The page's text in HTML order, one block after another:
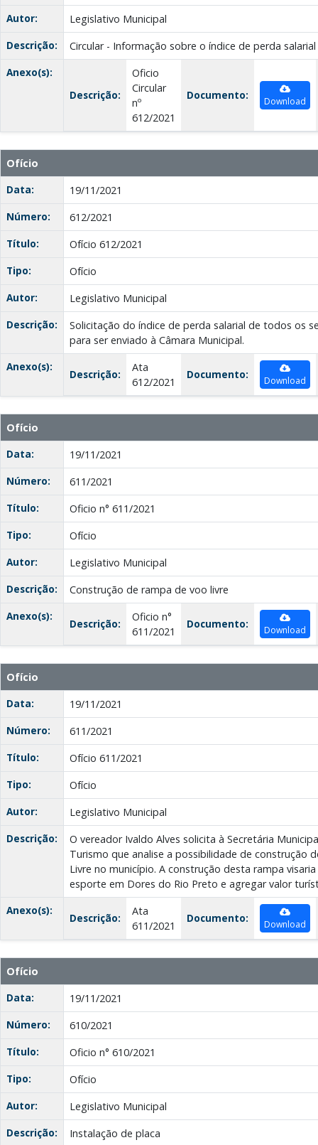
Autor:
Legislativo Municipal
Descrição:
Circular - Informação sobre o índice de perda salarial
Anexo(s):
Descrição:
Oficio
Circular
nº
612/2021
Documento: Download
Ofício
Data:
19/11/2021
Número:
612/2021
Título:
Ofício 612/2021
Tipo:
Ofício
Autor:
Legislativo Municipal
Descrição:
Solicitação do índice de perda salarial de todos os
para ser enviado à Câmara Municipal.
Anexo(s):
Descrição:
Ata
612/2021
Documento: Download
Ofício
Data:
19/11/2021
Número:
611/2021
Título:
Oficio n° 611/2021
Tipo:
Ofício
Autor:
Legislativo Municipal
Descrição:
Construção de rampa de voo livre
Anexo(s):
Descrição:
Oficio n°
611/2021
Documento: Download
Ofício
Data:
19/11/2021
Número:
611/2021
Título:
Ofício 611/2021
Tipo:
Ofício
Autor:
Legislativo Municipal
Descrição:
O vereador Ivaldo Alves solicita à Secretária
Turismo que analise a possibilidade de construção
Livre no município. A construção desta rampa
esporte em Dores do Rio Preto e agregar valor
Anexo(s):
Descrição:
Ata
611/2021
Documento: Download
Ofício
Data:
19/11/2021
Número:
610/2021
Título:
Oficio n° 610/2021
Tipo:
Ofício
Autor:
Legislativo Municipal
Descrição:
Instalação de placa